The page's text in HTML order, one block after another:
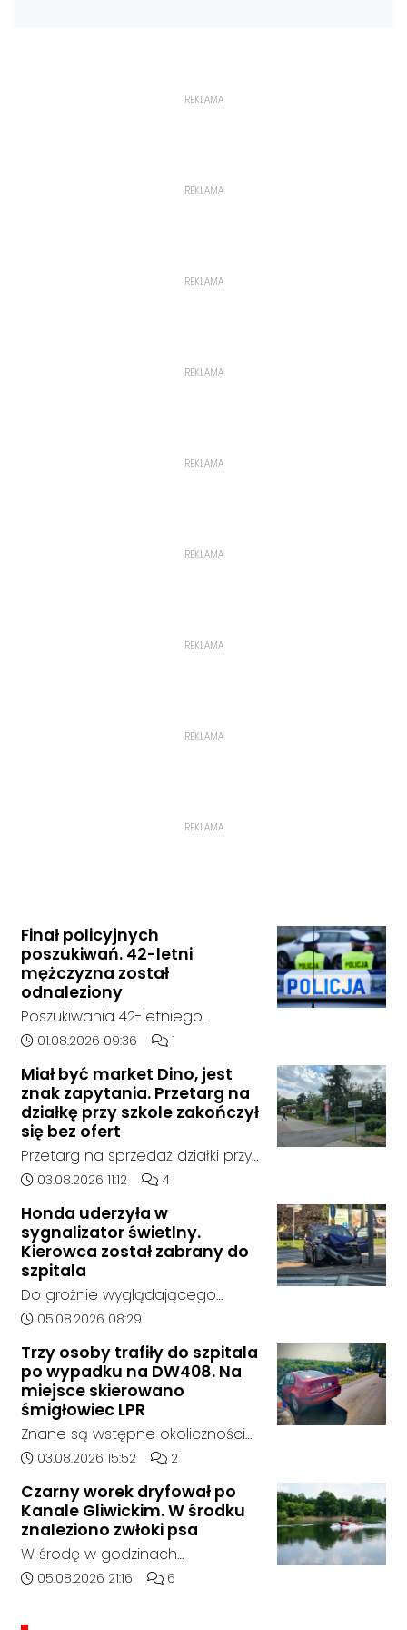
REKLAMA
REKLAMA
REKLAMA
REKLAMA
REKLAMA
REKLAMA
REKLAMA
REKLAMA
REKLAMA
Finał policyjnych
poszukiwań. 42-letni
mężczyzna został
odnaleziony
Poszukiwania 42-letniego
mężczyzny zostały zakończone.
policja, został on odnaleziony w
sobotę, 1 sierpnia, na terenie
kompleksu leśnego w powiecie
raciborskim, w województwie
śląskim.
Data dodania artykułu:
01.08.2026 09:36 Liczba komentarzy artykułu:
1
Miał być market Dino, jest
znak zapytania. Przetarg na
działkę przy szkole zakończył
się bez ofert
Przetarg na sprzedaż działki przy
Zespole Szkół Technicznych i
Kędzierzynie-Koźlu zakończył się
bez rozstrzygnięcia. Mimo
wcześniejszego zainteresowania
terenem ze strony sieci Dino, do
postępowania nie zgłosił się
żaden oferent.
Data dodania artykułu:
03.08.2026 11:12 Liczba komentarzy artykułu:
4
Honda uderzyła w
sygnalizator świetlny.
Kierowca został zabrany do
szpitala
Do groźnie wyglądającego
zdarzenia drogowego doszło w
godziny 6:30 kierujący
samochodem marki Honda
zjechał z drogi i uderzył w
sygnalizator świetlny.
Data dodania artykułu:
05.08.2026 08:29
Trzy osoby trafiły do szpitala
po wypadku na DW408. Na
miejsce skierowano
śmigłowiec LPR
Znane są wstępne okoliczności
zdarzenia drogowego, do
14:30 na drodze wojewódzkiej nr
408 pomiędzy Starym Koźlem a
Bierawą.
Data dodania artykułu:
03.08.2026 15:52 Liczba komentarzy artykułu:
2
Czarny worek dryfował po
Kanale Gliwickim. W środku
znaleziono zwłoki psa
W środę w godzinach
popołudniowych służby zostały
Gliwicki po zgłoszeniu od
Data dodania artykułu:
05.08.2026 21:16 Liczba komentarzy artykułu:
6